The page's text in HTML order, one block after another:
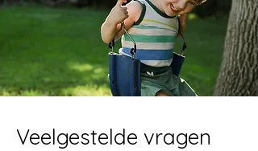
Veelgestelde vragen